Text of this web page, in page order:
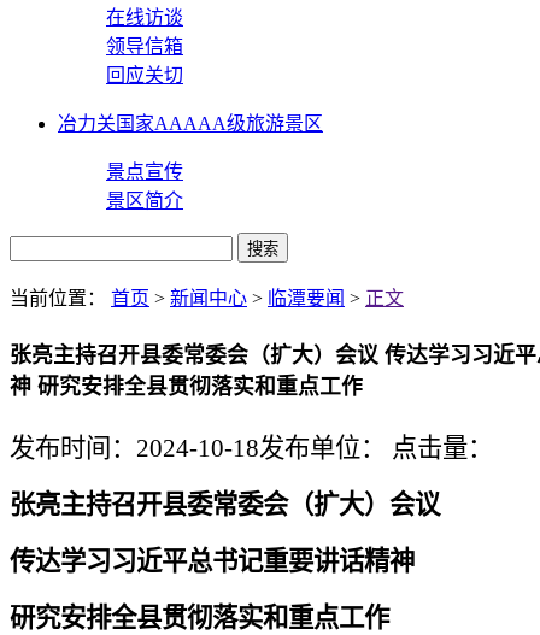
在线访谈
领导信箱
回应关切
冶力关国家AAAAA级旅游景区
景点宣传
景区简介
当前位置： 首页 > 新闻中心 > 临潭要闻 > 正文
张亮主持召开县委常委会（扩大）会议 传达学习习近
神 研究安排全县贯彻落实和重点工作
发布时间：2024-10-18发布单位： 点击量：
张亮主持召开县委常委会（扩大）会议
传达学习习近平总书记重要讲话精神
研究安排全县贯彻落实和重点工作